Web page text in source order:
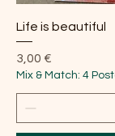
Life is beautiful
Preis
3,00 €
Mix & Match: 4